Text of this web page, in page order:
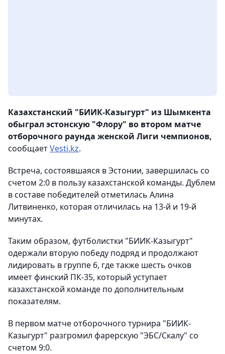
Казахстанский "БИИК-Казыгурт" из Шымкента
обыграл эстонскую "Флору" во втором матче
отборочного раунда женской Лиги чемпионов,
сообщаетVesti.kz.
Встреча, состоявшаяся в Эстонии, завершилась со
счетом 2:0 в пользу казахстанской команды. Дублем
в составе победителей отметилась Алина
Литвиненко, которая отличилась на 13-й и 19-й
минутах.
Таким образом, футболистки "БИИК-Казыгурт"
одержали вторую победу подряд и продолжают
лидировать в группе 6, где также шесть очков
имеет финский ПК-35, который уступает
казахстанской команде по дополнительным
показателям.
В первом матче отборочного турнира "БИИК-
Казыгурт" разгромил фарерскую "ЭБС/Скалу" со
счетом 9:0.